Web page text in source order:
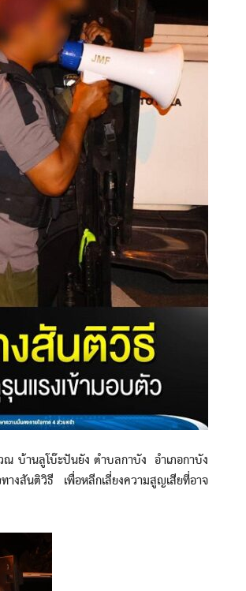
บ้านลูโบ๊ะปันยัง ตำบลกาบัง อำเภอกาบัง
างสันติวิธี เพื่อหลีกเลี่ยงความสูญเสียที่อาจ